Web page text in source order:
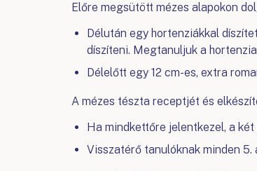
Előre megsütött mézes alapokon
Délután egy hortenziákkal
díszíteni. Megtanuljuk a
Délelőtt egy 12 cm-es, extra
A mézes tészta receptjét és
Ha mindkettőre jelentkezel, a
Visszatérő tanulóknak minden